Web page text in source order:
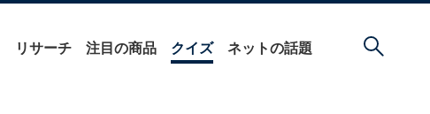
リサーチ 注目の商品 クイズ ネットの話題